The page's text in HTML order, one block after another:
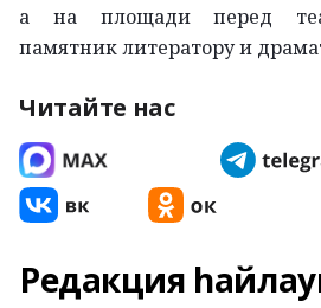
а на площади перед
памятник литератору и
Читайте нас
Редакция